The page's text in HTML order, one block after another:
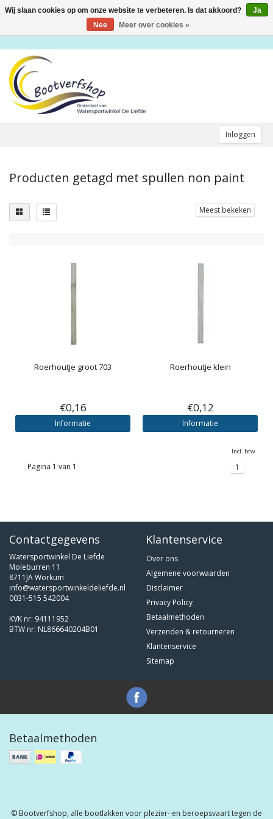
Inloggen
Toggle
Producten getagd met spullen non paint
Meest bekeken
Roerhoutje groot 703
€0,16
Informatie
Roerhoutje klein
€0,12
Informatie
Incl. btw
Pagina 1 van 1 1
Contactgegevens
Watersportwinkel De Liefde
Moleburren 11
8711JA Workum
info@watersportwinkeldeliefde.nl
0031-515 542004
KVK nr: 94111952
BTW nr: NL866640204B01
Klantenservice
Over ons
Algemene voorwaarden
Disclaimer
Privacy Policy
Betaalmethoden
Verzenden & retourneren
Klantenservice
Sitemap
Betaalmethoden
© Bootverfshop, alle bootlakken voor plezier- en beroepsvaart tegen de
Wij slaan cookies op om onze website te verbeteren. Is dat akkoord?
Ja
Nee
Meer over cookies »